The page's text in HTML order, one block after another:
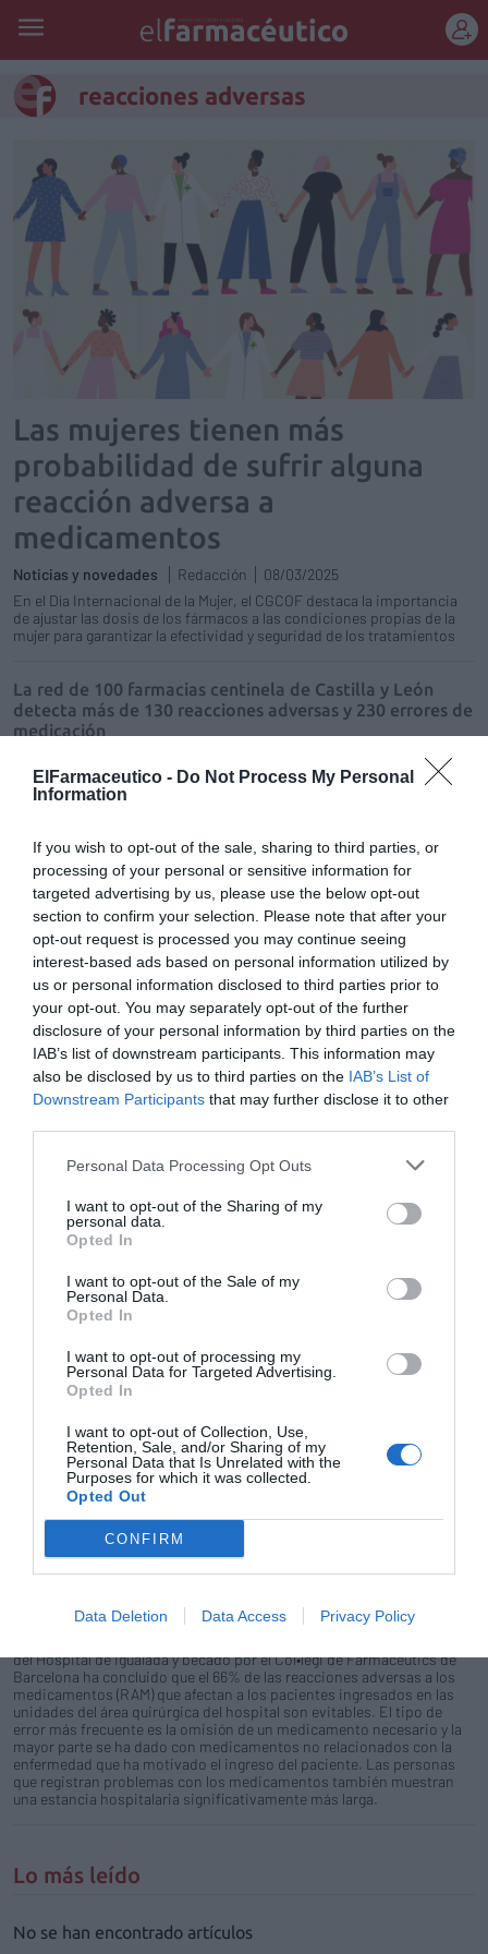
ElFarmaceutico - Do Not Process My Personal
Information
If you wish to opt-out of the sale, sharing to third parties, or
processing of your personal or sensitive information for
targeted advertising by us, please use the below opt-out
section to confirm your selection. Please note that after your
opt-out request is processed you may continue seeing
interest-based ads based on personal information utilized by
us or personal information disclosed to third parties prior to
your opt-out. You may separately opt-out of the further
disclosure of your personal information by third parties on the
IAB’s list of downstream participants. This information may
also be disclosed by us to third parties on the IAB’s List of
Downstream Participants that may further disclose it to other
Personal Data Processing Opt Outs
I want to opt-out of the Sharing of my
personal data.
Opted In
I want to opt-out of the Sale of my
Personal Data.
Opted In
I want to opt-out of processing my
Personal Data for Targeted Advertising.
Opted In
I want to opt-out of Collection, Use,
Retention, Sale, and/or Sharing of my
Personal Data that Is Unrelated with the
Purposes for which it was collected.
Opted Out
CONFIRM
Data Deletion Data Access Privacy Policy
reacciones adversas
Las mujeres tienen más
probabilidad de sufrir alguna
reacción adversa a
medicamentos
Noticias y novedades Redacción
08/03/2025
En el Día Internacional de la Mujer, el CGCOF destaca la importancia
de ajustar las dosis de los fármacos a las condiciones propias de la
mujer para garantizar la efectividad y seguridad de los tratamientos
La red de 100 farmacias centinela de Castilla y León
detecta más de 130 reacciones adversas y 230 errores de
medicación
Más de 130 reacciones adversas y 230 errores de medicación. Es el
balance de funcionamiento de la red de farmacias centinela de
Más del 50% de reacciones adversas causadas por
fármacos podrían evitarse con análisis genéticos previos
Noticias y novedades Redacción
02/04/2014
Entre el 20% y el 40% de los pacientes no responden de forma
adecuada a los fármacos disponibles que, en muchos casos,
provocan efectos adversos que pueden ser graves. Sin embargo, la
mayoría de ellos podrían beneficiarse con la aplicación de análisis de
sangre previos que determinen el perfil genético individual de cada
paciente, puesto que de él depende que la misma dosis de un fármaco
funcione correctamente en un paciente pero no en otro.
La mitad de las reacciones adversas a fármacos en
pacientes hospitalizados son evitables
Noticias y novedades Redacción
25/10/2013
medicación de pacientes hospitalizados son evitables. «En un
hospital con 350 camas y 18.000 ingresos al año al menos un paciente
cada día puede sufrir un evento adverso grave evitable», señaló el
Hospitalaria (SEFH) y uno de las ponentes del Curso Aspectos
Prácticos de la Seguridad del Paciente en el uso de Medicamentos que
se impartió ayer en el marco del 58º Congreso de la SEFH que se está
celebrando en Málaga.
Extremadura: se podrán notificar por internet las
reacciones adversas a medicamentos
Noticias y novedades Redacción
17/09/2013
Los ciudadanos extremeños podrán participar de forma activa a
través de internet en la notificación de las posibles reacciones
adversas a los medicamentos con tal de aumentar las garantías de
seguridad en el uso de fármacos.
El 66% de las reacciones adversas a los medicamentos
Noticias y novedades Redacción
22/06/2011
del Hospital de Igualada y becado por el Col•legi de Farmacèutics de
Barcelona ha concluido que el 66% de las reacciones adversas a los
medicamentos (RAM) que afectan a los pacientes ingresados en las
unidades del área quirúrgica del hospital son evitables. El tipo de
error más frecuente es la omisión de un medicamento necesario y la
mayor parte se ha dado con medicamentos no relacionados con la
enfermedad que ha motivado el ingreso del paciente. Las personas
que registran problemas con los medicamentos también muestran
una estancia hospitalaria significativamente más larga.
Lo más leído
No se han encontrado artículos